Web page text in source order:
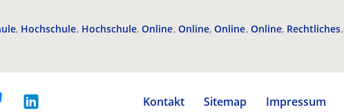
Hochschule Hochschule Online Online Online Online Rechtliches
Kontakt Sitemap Impressum